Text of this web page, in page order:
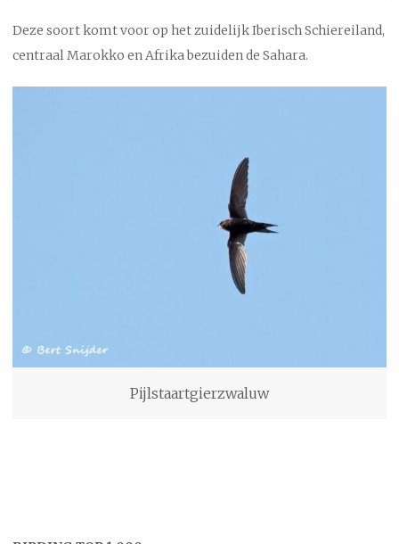
Deze soort komt voor op het zuidelijk Iberisch Schiereiland,
centraal Marokko en Afrika bezuiden de Sahara.
Pijlstaartgierzwaluw